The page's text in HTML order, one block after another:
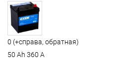
0 (+справа, обратная)
50 Ah 360 A